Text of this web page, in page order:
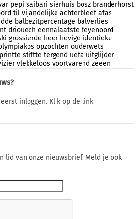
pepi saibari sierhuis bosz branderhorst
til vijandelijke achterbleef afas
balbezitpercentage balverlies
driouech eennalaatste feyenoord
grossierde heer hevige identieke
opzochten ouderwets
stiftte tergend uefa uitglijder
vlekkeloos voortvarend zeeen
inloggen. Klik op de link
lid van onze nieuwsbrief. Meld je ook